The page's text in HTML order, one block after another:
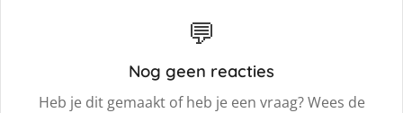
💬
Nog geen reacties
Heb je dit gemaakt of heb je een vraag? Wees de